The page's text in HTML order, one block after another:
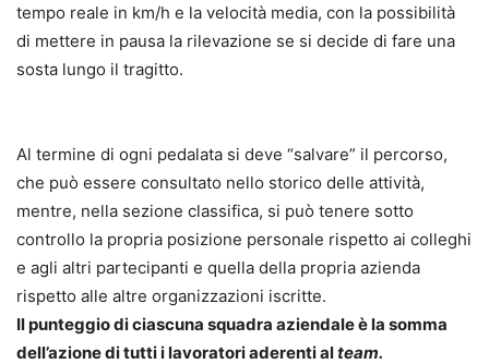
tempo reale in km/h e la velocità media, con la possibilità
di mettere in pausa la rilevazione se si decide di fare una
sosta lungo il tragitto.
Al termine di ogni pedalata si deve “salvare” il percorso,
che può essere consultato nello storico delle attività,
mentre, nella sezione classifica, si può tenere sotto
controllo la propria posizione personale rispetto ai colleghi
e agli altri partecipanti e quella della propria azienda
rispetto alle altre organizzazioni iscritte.
Il punteggio di ciascuna squadra aziendale è la somma
dell’azione di tutti i lavoratori aderenti alteam.